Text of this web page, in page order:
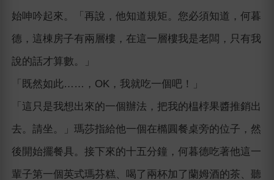
始呻吟起來。「再說，他知道規矩。您必須知道，何暮
德，這棟房子有兩層樓，在這一層樓我是老闆，只有我
說的話才算數。」
「既然如此……，OK，我就吃一個吧！」
「這只是我想出來的一個辦法，把我的榅桲果醬推銷出
去。請坐。」瑪莎指給他一個在橢圓餐桌旁的位子，然
後開始擺餐具。接下來的十五分鐘，何暮德吃著他這一
輩子第一個英式瑪芬糕、喝了兩杯加了蘭姆酒的茶、聽